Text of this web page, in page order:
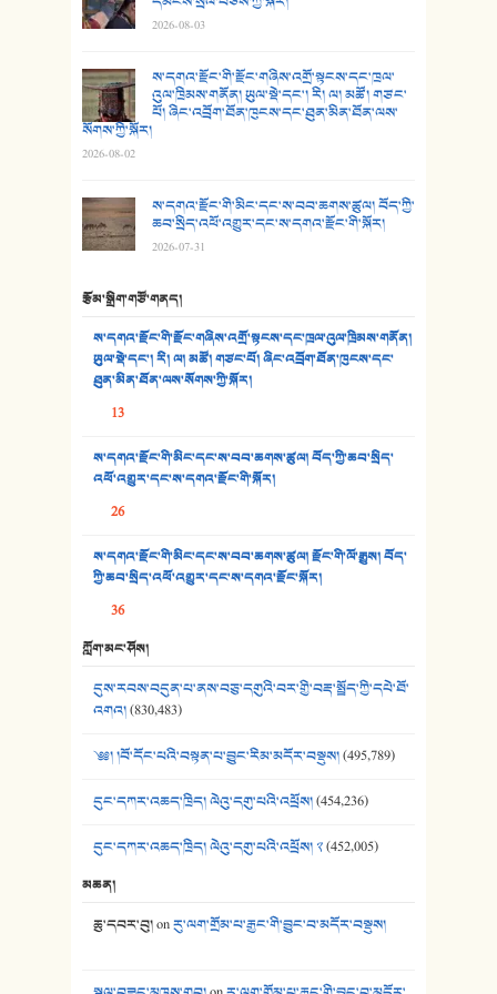
26. ཨ་མའི་ཐང་ཁུག
27. ལྕེ་བདེ་ཞོལ་གྱི་པང་གདན།
28. སྟོད་གཞས། - ཕན་ཐོག
30. སི་ལིང་འབྲི་མོ། - ཕན་ཐོག
31. ཕ་ཡུལ་ཡར་ཀླུང་།
32. ཨ་མ།
33. འཛོམས་པའི་ལམ།
34. ཉི་མ་སེམས་ལ་ཞོག་དང་། - ཟླ་སྒྲོན།
36. ཟླ་གཞོན་སྙན་དབྱངས། - ཟླ་སྒྲོན།
38. ཡབ་ཡུམ། - ཟླ་སྒྲོན།
2026-08-03
ས་དགའ་རྫོང་གི་རྫོང་གཞིས་འགྲོ་སྟངས་དང་ཁྲལ་
འུལ་ཁྲིམས་གནོན། ཡུལ་སྡེ་དང་། རི། ལ། མཚོ། གཙང་
པོ། ཞིང་འབྲོག་ཐོན་ཁུངས་དང་ཐུན་མིན་ཐོན་ལས་
སོགས་ཀྱི་སྐོར།
2026-08-02
ས་དགའ་རྫོང་གི་མིང་དང་ས་བབ་ཆགས་ཚུལ། བོད་ཀྱི་
ཆབ་སྲིད་འཕོ་འགྱུར་དང་ས་དགའ་རྫོང་གི་སྐོར།
2026-07-31
རྩོམ་སྒྲིག་གཙོ་གནད།
ས་དགའ་རྫོང་གི་རྫོང་གཞིས་འགྲོ་སྟངས་དང་ཁྲལ་འུལ་ཁྲིམས་གནོན།
ཡུལ་སྡེ་དང་། རི། ལ། མཚོ། གཙང་པོ། ཞིང་འབྲོག་ཐོན་ཁུངས་དང་
ཐུན་མིན་ཐོན་ལས་སོགས་ཀྱི་སྐོར།
13
ས་དགའ་རྫོང་གི་མིང་དང་ས་བབ་ཆགས་ཚུལ། བོད་ཀྱི་ཆབ་སྲིད་
འཕོ་འགྱུར་དང་ས་དགའ་རྫོང་གི་སྐོར།
26
ས་དགའ་རྫོང་གི་མིང་དང་ས་བབ་ཆགས་ཚུལ། རྫོང་གི་ལོ་རྒྱུས། བོད་
ཀྱི་ཆབ་སྲིད་འཕོ་འགྱུར་དང་ས་དགའ་རྫོང་སྐོར།
36
ཀློག་མང་ཤོས།
དུས་རབས་བདུན་པ་ནས་བཅུ་དགུའི་བར་གྱི་བརྡ་སྤྲོད་ཀྱི་དཔེ་ཐོ་
འགའ།(830,483)
༄༅། །བོ་དོང་པའི་བསྟན་པ་བྱུང་རིམ་མདོར་བསྡུས།(495,789)
དུང་དཀར་འཆད་ཁྲིད། ལེའུ་དགུ་པའི་འཕྲོས།(454,236)
དུང་དཀར་འཆད་ཁྲིད། ལེའུ་དགུ་པའི་འཕྲོས། ༢(452,005)
མཆན།
ཆུ་དབར་བུ།onརུ་ལག་གྲོམ་པ་རྒྱང་གི་བྱུང་བ་མདོར་བསྡུས།